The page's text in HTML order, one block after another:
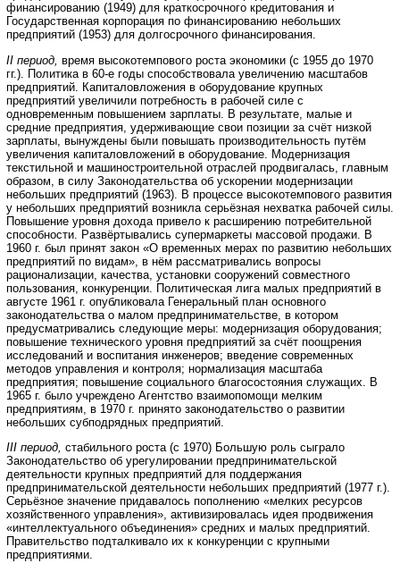
финансированию (1949) для краткосрочного кредитования и
Государственная корпорация по финансированию небольших
предприятий (1953) для долгосрочного финансирования.
II период, время высокотемпового роста экономики (с 1955 до 1970
гг.). Политика в 60-е годы способствовала увеличению масштабов
предприятий. Капиталовложения в оборудование крупных
предприятий увеличили потребность в рабочей силе с
одновременным повышением зарплаты. В результате, малые и
средние предприятия, удерживающие свои позиции за счёт низкой
зарплаты, вынуждены были повышать производительность путём
увеличения капиталовложений в оборудование. Модернизация
текстильной и машиностроительной отраслей продвигалась, главным
образом, в силу Законодательства об ускорении модернизации
небольших предприятий (1963). В процессе высокотемпового развития
у небольших предприятий возникла серьёзная нехватка рабочей силы.
Повышение уровня дохода привело к расширению потребительной
способности. Развёртывались супермаркеты массовой продажи. В
1960 г. был принят закон «О временных мерах по развитию небольших
предприятий по видам», в нём рассматривались вопросы
рационализации, качества, установки сооружений совместного
пользования, конкуренции. Политическая лига малых предприятий в
августе 1961 г. опубликовала Генеральный план основного
законодательства о малом предпринимательстве, в котором
предусматривались следующие меры: модернизация оборудования;
повышение технического уровня предприятий за счёт поощрения
исследований и воспитания инженеров; введение современных
методов управления и контроля; нормализация масштаба
предприятия; повышение социального благосостояния служащих. В
1965 г. было учреждено Агентство взаимопомощи мелким
предприятиям, в 1970 г. принято законодательство о развитии
небольших субподрядных предприятий.
III период, стабильного роста (с 1970) Большую роль сыграло
Законодательство об урегулировании предпринимательской
деятельности крупных предприятий для поддержания
предпринимательской деятельности небольших предприятий (1977 г.).
Серьёзное значение придавалось пополнению «мелких ресурсов
хозяйственного управления», активизировалась идея продвижения
«интеллектуального объединения» средних и малых предприятий.
Правительство подталкивало их к конкуренции с крупными
предприятиями.